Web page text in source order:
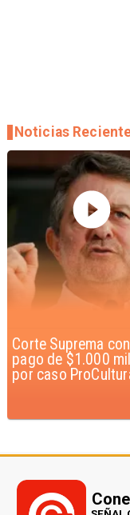
Codelco suspende
construcción de
Norte en El
Noticias